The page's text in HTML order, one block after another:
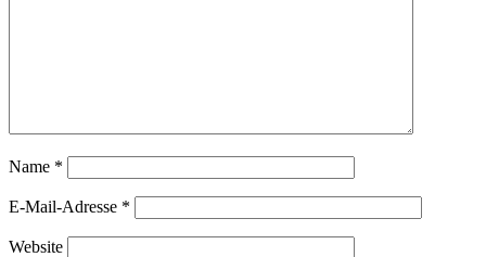
Name *
E-Mail-Adresse *
Website